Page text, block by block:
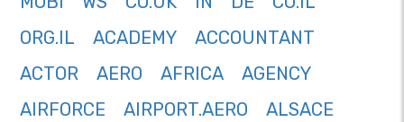
ORG.IL
ACADEMY
ACCOUNTANT
ACTOR
AERO AFRICA
AGENCY
AIRFORCE
AIRPORT.AERO
ALSACE